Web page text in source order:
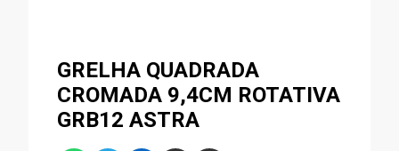
GRELHA QUADRADA
CROMADA 9,4CM ROTATIVA
GRB12 ASTRA